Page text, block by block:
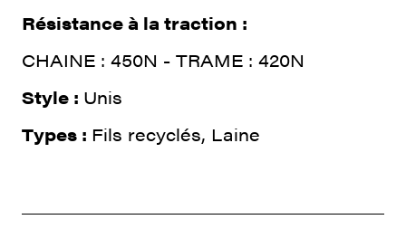
Résistance à la traction :
CHAINE : 450N - TRAME : 420N
Style : Unis
Types : Fils recyclés, Laine